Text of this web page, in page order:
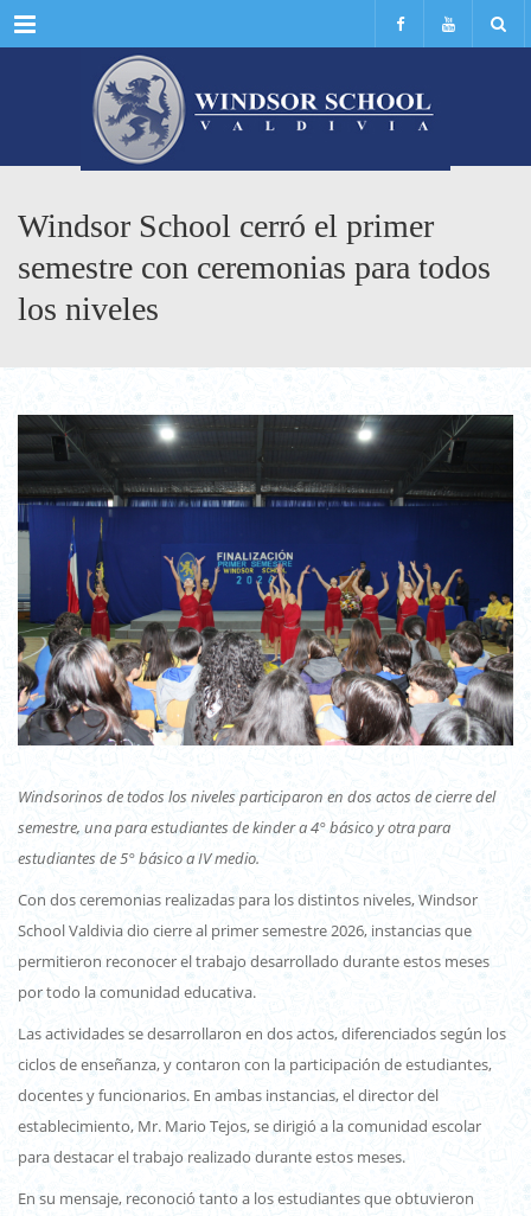
Menu
Windsor School cerró el primer
semestre con ceremonias para todos
los niveles
Windsorinos de todos los niveles participaron en dos actos de cierre del
semestre, una para estudiantes de kinder a 4° básico y otra para
estudiantes de 5° básico a IV medio.
Con dos ceremonias realizadas para los distintos niveles, Windsor
School Valdivia dio cierre al primer semestre 2026, instancias que
permitieron reconocer el trabajo desarrollado durante estos meses
por todo la comunidad educativa.
Las actividades se desarrollaron en dos actos, diferenciados según los
ciclos de enseñanza, y contaron con la participación de estudiantes,
docentes y funcionarios. En ambas instancias, el director del
establecimiento, Mr. Mario Tejos, se dirigió a la comunidad escolar
para destacar el trabajo realizado durante estos meses.
En su mensaje, reconoció tanto a los estudiantes que obtuvieron